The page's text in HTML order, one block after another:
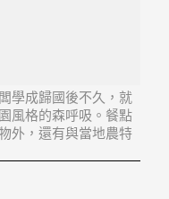
學成歸國後不久，就
風格的森呼吸。餐點
外，還有與當地農特
樣的用心與堅持，現